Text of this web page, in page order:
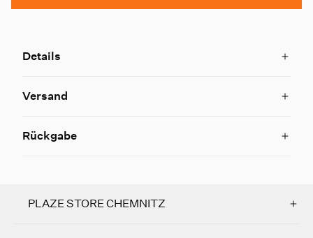
Details
Versand
Rückgabe
PLAZE STORE CHEMNITZ